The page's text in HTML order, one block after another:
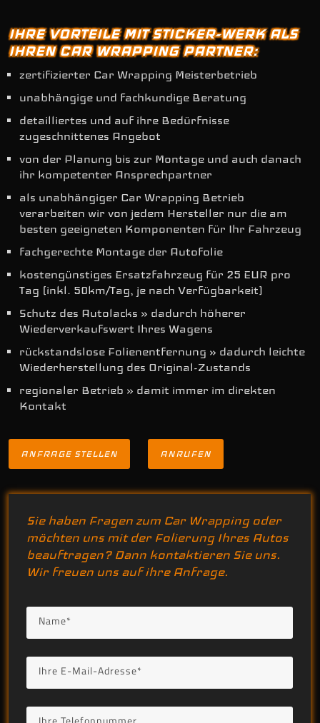
IHRE VORTEILE MIT STICKER-WERK ALS
IHREN CAR WRAPPING PARTNER:
zertifizierter Car Wrapping Meisterbetrieb
unabhängige und fachkundige Beratung
detailliertes und auf ihre Bedürfnisse
zugeschnittenes Angebot
von der Planung bis zur Montage und auch danach
ihr kompetenter Ansprechpartner
als unabhängiger Car Wrapping Betrieb
verarbeiten wir von jedem Hersteller nur die am
besten geeigneten Komponenten für Ihr Fahrzeug
fachgerechte Montage der Autofolie
kostengünstiges Ersatzfahrzeug für 25 EUR pro
Tag (inkl. 50km/Tag, je nach Verfügbarkeit)
Schutz des Autolacks » dadurch höherer
Wiederverkaufswert Ihres Wagens
rückstandslose Folienentfernung » dadurch leichte
Wiederherstellung des Original-Zustands
regionaler Betrieb » damit immer im direkten
Kontakt
ANFRAGE STELLEN ANRUFEN
Sie haben Fragen zum Car Wrapping oder
möchten uns mit der Folierung Ihres Autos
beauftragen? Dann kontaktieren Sie uns.
Wir freuen uns auf ihre Anfrage.